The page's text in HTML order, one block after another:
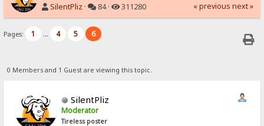
SilentPliz · 84 · 311280 « previous next »
Pages: 1 ... 4 5 6
0 Members and 1 Guest are viewing this topic.
SilentPliz
Moderator
Tireless poster